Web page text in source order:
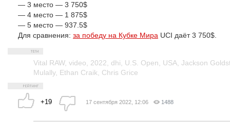
— 3 место — 3 750$
— 4 место — 1 875$
— 5 место — 937.5$
Для сравнения: за победу на Кубке Мира UCI даёт 3 750$.
Vital RAW, video 2022 dhi U.S. Open USA Jackson
Mulally, Ethan Craik Chris Grice
+19 17 сентября 2022, 12:06 1488